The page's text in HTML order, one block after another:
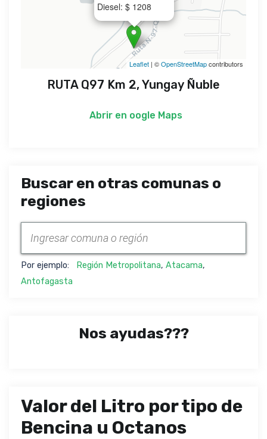
Diesel: $ 1208
Leaflet | ©OpenStreetMapcontributors
RUTA Q97 Km 2, Yungay Ñuble
Abrir en oogle Maps
Buscar en otras comunas o
regiones
Por ejemplo: Región Metropolitana, Atacama,
Antofagasta
Nos ayudas???
Valor del Litro por tipo de
Bencina u Octanos